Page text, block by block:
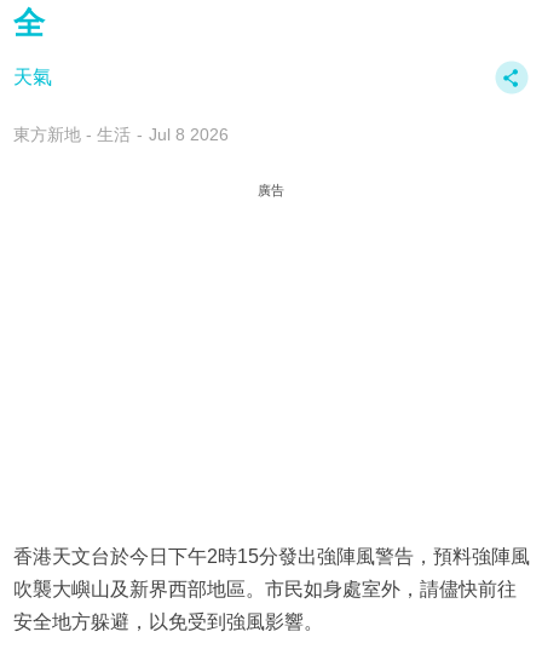
全
天氣
東方新地 - 生活 Jul 8 2026
廣告
香港天文台於今日下午2時15分發出強陣風警告，預料強陣風
吹襲大嶼山及新界西部地區。市民如身處室外，請儘快前往
安全地方躲避，以免受到強風影響。